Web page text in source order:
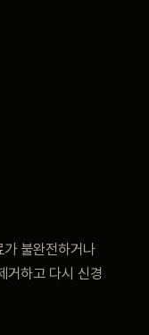
불완전하거나
거하고 다시 신경